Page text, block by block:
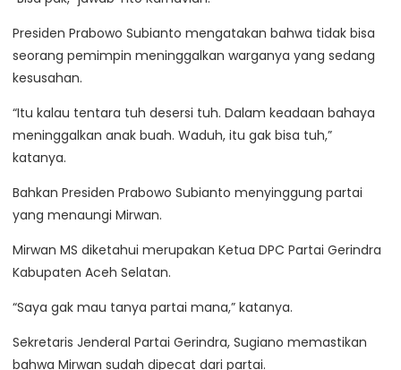
Presiden Prabowo Subianto mengatakan bahwa tidak bisa
seorang pemimpin meninggalkan warganya yang sedang
kesusahan.
“Itu kalau tentara tuh desersi tuh. Dalam keadaan bahaya
meninggalkan anak buah. Waduh, itu gak bisa tuh,”
katanya.
Bahkan Presiden Prabowo Subianto menyinggung partai
yang menaungi Mirwan.
Mirwan MS diketahui merupakan Ketua DPC Partai Gerindra
Kabupaten Aceh Selatan.
“Saya gak mau tanya partai mana,” katanya.
Sekretaris Jenderal Partai Gerindra, Sugiano memastikan
bahwa Mirwan sudah dipecat dari partai.